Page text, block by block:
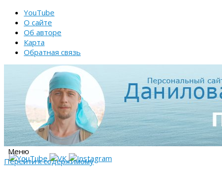
YouTube
О сайте
Об авторе
Карта
Обратная связь
Меню
Перейти к содержимому